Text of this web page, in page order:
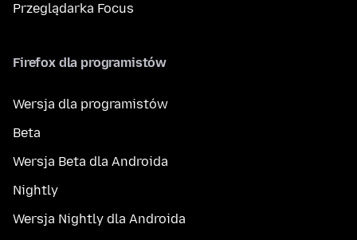
Przeglądarka Focus
Firefox dla programistów
Wersja dla programistów
Beta
Wersja Beta dla Androida
Nightly
Wersja Nightly dla Androida